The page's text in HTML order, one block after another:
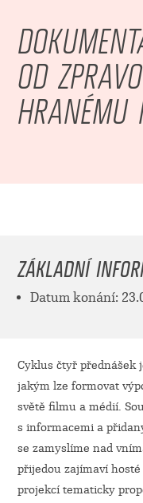
OD
ZÁKLADNÍ
Datum konání:
Cyklus čtyř přednášek
jakým lze formovat
světě filmu a médií.
s informacemi a
se zamyslíme nad
přijedou zajímaví
projekcí tematicky